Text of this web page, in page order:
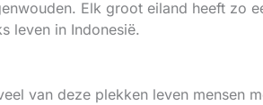
Elk groot eiland heeft zo
leven in Indonesië.
van deze plekken leven mensen